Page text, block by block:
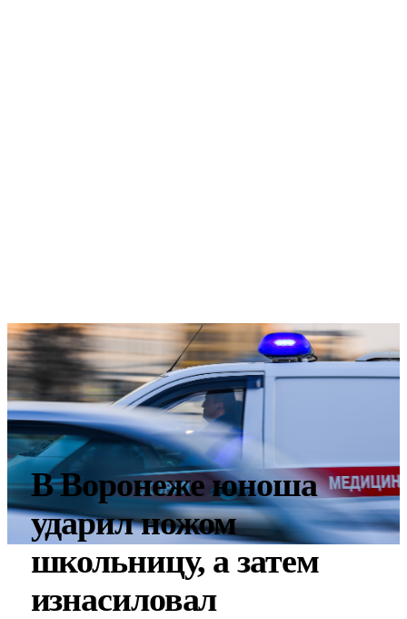
В Воронеже юноша
ударил ножом
школьницу, а затем
изнасиловал